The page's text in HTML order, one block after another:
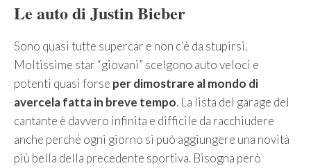
Le auto di Justin Bieber
Sono quasi tutte supercar e non c’è da stupirsi.
Moltissime star “giovani” scelgono auto veloci e
potenti quasi forse per dimostrare al mondo di
avercela fatta in breve tempo. La lista del garage del
cantante è davvero infinita e difficile da racchiudere
anche perché ogni giorno si può aggiungere una novità
più bella della precedente sportiva. Bisogna però